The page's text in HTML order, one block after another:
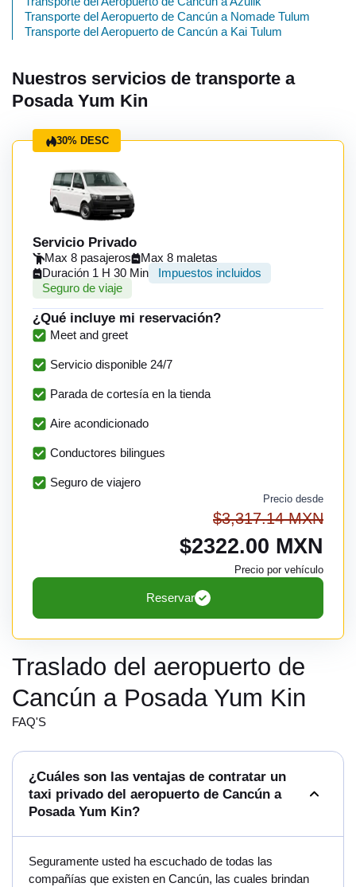
Transporte del Aeropuerto de Cancún a Nomade Tulum
Transporte del Aeropuerto de Cancún a Kai Tulum
Nuestros servicios de transporte a
Posada Yum Kin
30% DESC
Servicio Privado
Max 8 pasajeros
Max 8 maletas
Duración 1 H 30 Min
Impuestos incluidos
Seguro de viaje
¿Qué incluye mi reservación?
Meet and greet
Servicio disponible 24/7
Parada de cortesía en la tienda
Aire acondicionado
Conductores bilingues
Seguro de viajero
Precio desde
$3,317.14 MXN
$2322.00 MXN
Precio por vehículo
Reservar
Traslado del aeropuerto de
Cancún a Posada Yum Kin
FAQ'S
¿Cuáles son las ventajas de contratar un
taxi privado del aeropuerto de Cancún a
Posada Yum Kin?
Seguramente usted ha escuchado de todas las
compañías que existen en Cancún, las cuales brindan